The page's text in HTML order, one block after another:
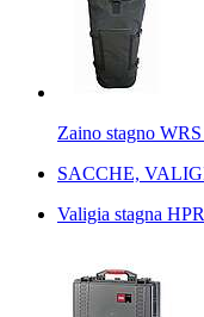
Zaino stagno
SACCHE,
Valigia stagna